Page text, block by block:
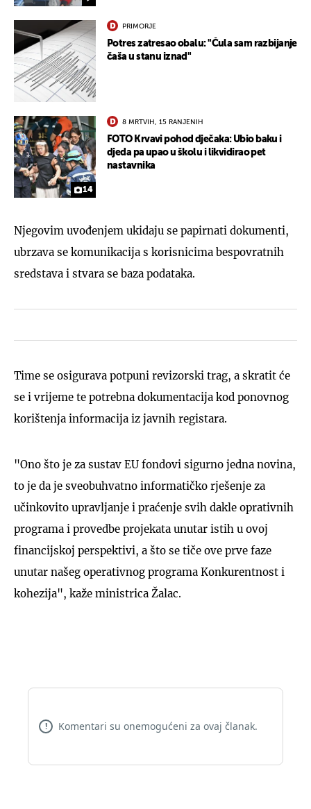
PRIMORJE
Potres zatresao obalu: "Čula sam razbijanje
čaša u stanu iznad"
14
8 MRTVIH, 15 RANJENIH
FOTO Krvavi pohod dječaka: Ubio baku i
djeda pa upao u školu i likvidirao pet
nastavnika
Njegovim uvođenjem ukidaju se papirnati dokumenti,
ubrzava se komunikacija s korisnicima bespovratnih
sredstava i stvara se baza podataka.
Time se osigurava potpuni revizorski trag, a skratit će
se i vrijeme te potrebna dokumentacija kod ponovnog
korištenja informacija iz javnih registara.
"Ono što je za sustav EU fondovi sigurno jedna novina,
to je da je sveobuhvatno informatičko rješenje za
učinkovito upravljanje i praćenje svih dakle oprativnih
programa i provedbe projekata unutar istih u ovoj
financijskoj perspektivi, a što se tiče ove prve faze
unutar našeg operativnog programa Konkurentnost i
kohezija", kaže ministrica Žalac.
! Komentari su onemogućeni za ovaj članak.